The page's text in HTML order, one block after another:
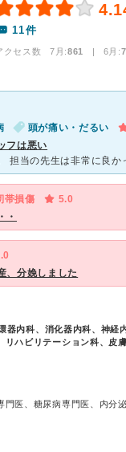
11件
クセス数 7月:861 | 6月:
頭が痛い・だるい
フは悪い
帯損傷
5.0
・
、分娩しました
器内科、消化器内科、神経
リハビリテーション科、皮
門医、糖尿病専門医、内分